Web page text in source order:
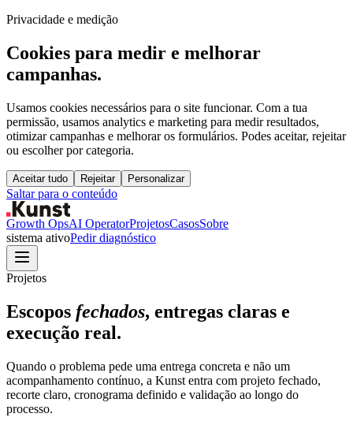
Privacidade e medição
Cookies para medir e melhorar
campanhas.
Usamos cookies necessários para o site funcionar. Com a tua
permissão, usamos analytics e marketing para medir resultados,
otimizar campanhas e melhorar os formulários. Podes aceitar, rejeitar
ou escolher por categoria.
Aceitar tudo Rejeitar Personalizar
Saltar para o conteúdo
Growth OpsAI OperatorProjetosCasosSobre
sistema ativoPedir diagnóstico
Projetos
Escopos fechados, entregas claras e
execução real.
Quando o problema pede uma entrega concreta e não um
acompanhamento contínuo, a Kunst entra com projeto fechado,
recorte claro, cronograma definido e validação ao longo do
processo.